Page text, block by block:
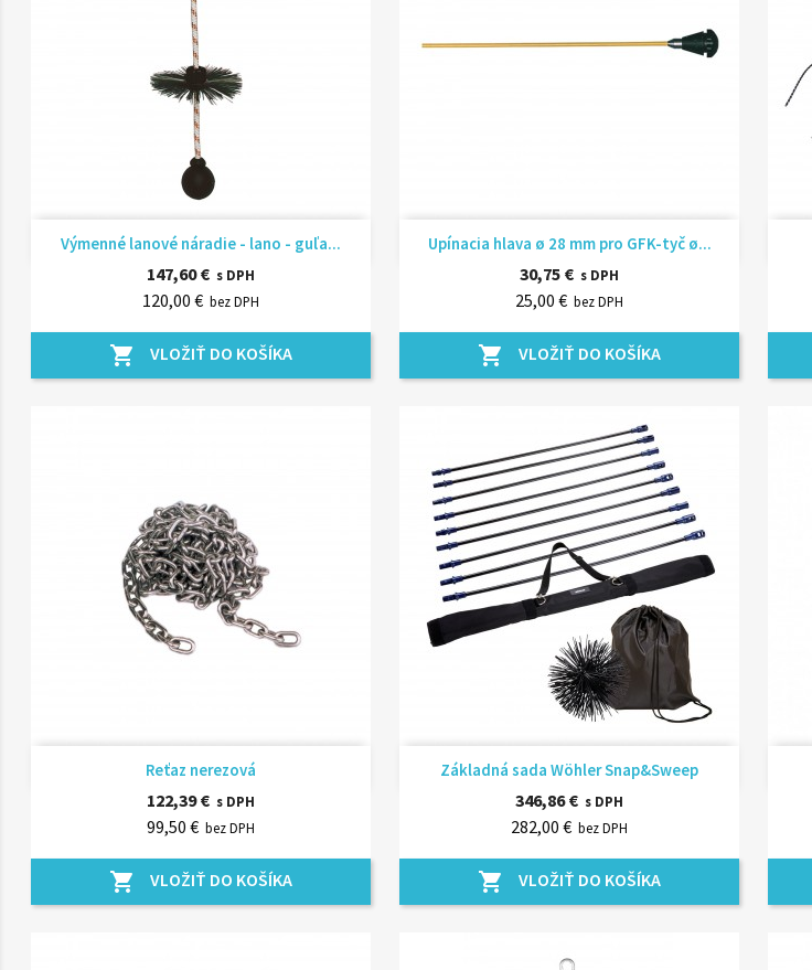
Výmenné lanové náradie - lano - guľa...
147,60 € s DPH
120,00 € bez DPH
shopping_cart VLOŽIŤ DO KOŠÍKA
Rýchly náhľad Upínacia hlava ø 28 mm pro GFK-tyč ø...
30,75 € s DPH
25,00 € bez DPH
shopping_cart VLOŽIŤ DO KOŠÍKA
Rýchly náhľad
Reťaz nerezová
122,39 € s DPH
99,50 € bez DPH
shopping_cart VLOŽIŤ DO KOŠÍKA
Rýchly náhľad Základná sada Wöhler Snap&Sweep
346,86 € s DPH
282,00 € bez DPH
shopping_cart VLOŽIŤ DO KOŠÍKA
Rýchly náhľad